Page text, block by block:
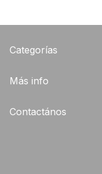
Categorías
Más info
Contactános